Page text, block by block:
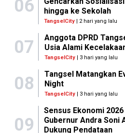
06
hingga ke Sekolah
TangselCity | 2 hari yang lalu
07
Anggota DPRD
Usia Alami
TangselCity| 3 hari yang lalu
08
Tangsel Matangkan
Night
TangselCity| 3 hari yang lalu
09
Sensus Ekonomi
Gubernur Andra Soni
Dukung Pendataan